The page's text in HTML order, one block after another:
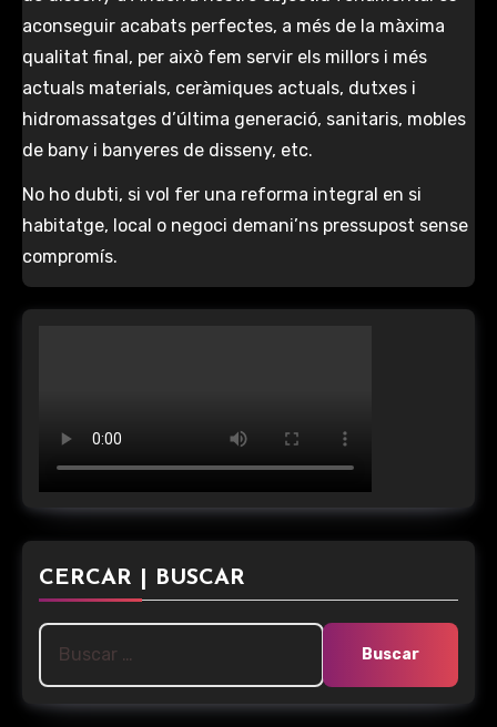
aconseguir acabats perfectes, a més de la màxima
qualitat final, per això fem servir els millors i més
actuals materials, ceràmiques actuals, dutxes i
hidromassatges d’última generació, sanitaris, mobles
de bany i banyeres de disseny, etc.
No ho dubti, si vol fer una reforma integral en si
habitatge, local o negoci demani’ns pressupost sense
compromís.
CERCAR | BUSCAR
Buscar: